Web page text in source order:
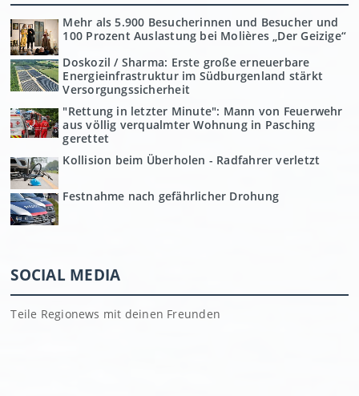
Mehr als 5.900 Besucherinnen und Besucher und
100 Prozent Auslastung bei Molières „Der Geizige“
Doskozil / Sharma: Erste große erneuerbare
Energieinfrastruktur im Südburgenland stärkt
Versorgungssicherheit
"Rettung in letzter Minute": Mann von Feuerwehr
aus völlig verqualmter Wohnung in Pasching
gerettet
Kollision beim Überholen - Radfahrer verletzt
Festnahme nach gefährlicher Drohung
SOCIAL MEDIA
Teile Regionews mit deinen Freunden